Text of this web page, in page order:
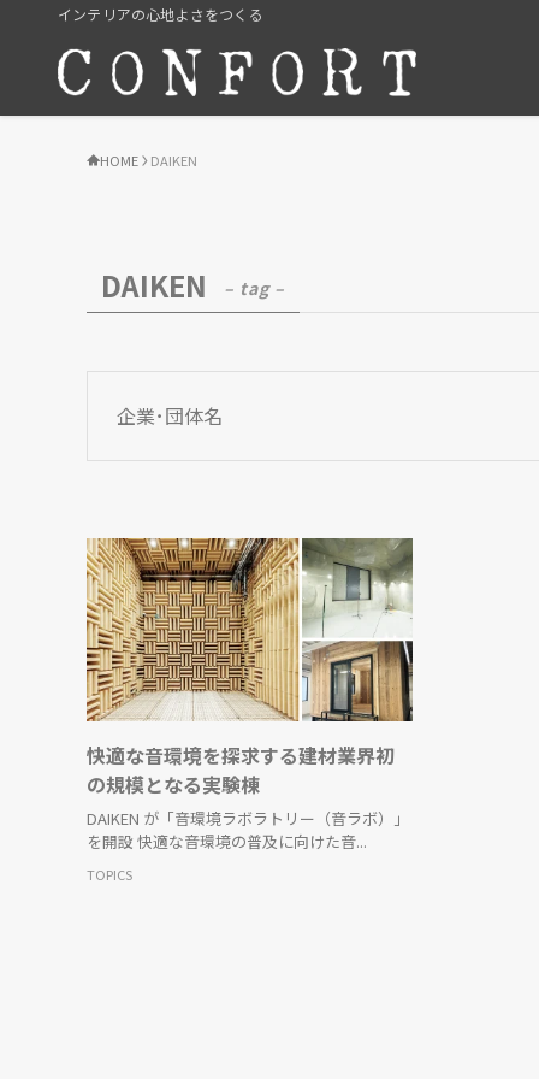
インテリアの心地よさをつくる
HOME DAIKEN
DAIKEN – tag –
企業･団体名
快適な音環境を探求する建材業界初
の規模となる実験棟
DAIKEN が「音環境ラボラトリー（音ラボ）」
を開設 快適な音環境の普及に向けた音...
TOPICS